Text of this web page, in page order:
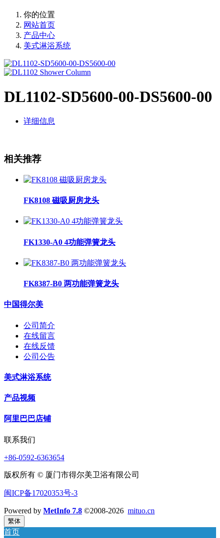
你的位置
网站首页
产品中心
美式淋浴系统
DL1102-SD5600-00-DS5600-00
详细信息
相关推荐
FK8108 磁吸厨房龙头
FK1330-A0 4功能弹簧龙头
FK8387-B0 两功能弹簧龙头
中国得尔美
公司简介
在线留言
在线反馈
公司公告
美式淋浴系统
产品视频
阿里巴巴店铺
联系我们
+86-0592-6363654
版权所有 © 厦门市得尔美卫浴有限公司
闽ICP备17020353号-3
Powered by MetInfo 7.8 ©2008-2026 mituo.cn
繁体
首页